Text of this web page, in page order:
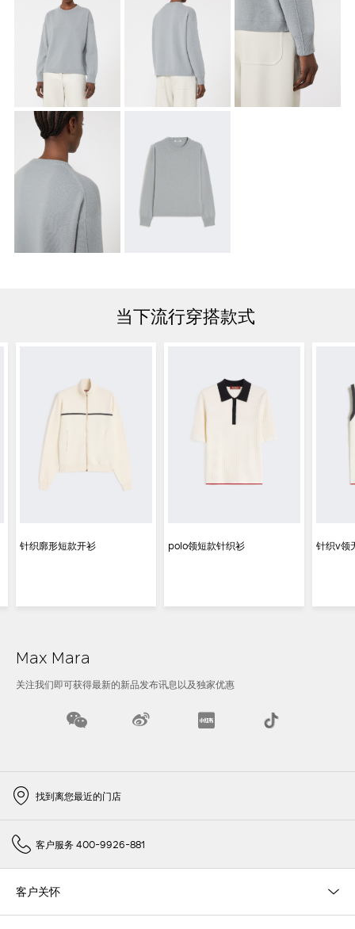
当下流行穿搭款式
针织廓形短款开衫 polo领短款针织衫 针织v领
Max Mara
关注我们即可获得最新的新品发布讯息以及独家优惠
找到离您最近的门店
客户服务 400-9926-881
客户关怀